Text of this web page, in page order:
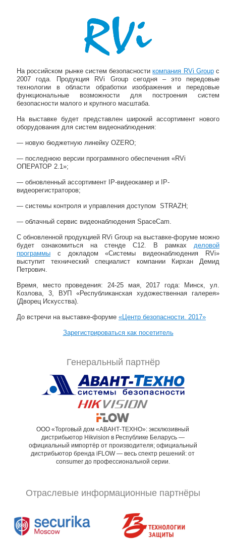
На российском рынке систем безопасностикомпания RVi Groupс
2007 года. Продукция RVi Group сегодня – это передовые
технологии в области обработки изображения и передовые
функциональные возможности для построения систем
безопасности малого и крупного масштаба.
На выставке будет представлен широкий ассортимент нового
оборудования для систем видеонаблюдения:
— новую бюджетную линейку OZERO;
— последнюю версии программного обеспечения «RVi
ОПЕРАТОР 2.1»;
— обновленный ассортимент IP-видеокамер и IP-
видеорегистраторов;
— системы контроля и управления доступом STRAZH;
— облачный сервис видеонаблюдения SpaceCam.
С обновленной продукцией RVi Group на выставке-форуме можно
будет ознакомиться на стенде С12. В рамках деловой
программы с докладом «Системы видеонаблюдения RVi»
выступит технический специалист компании Кирхан Демид
Петрович.
Время, место проведения: 24-25 мая, 2017 года: Минск, ул.
Козлова, 3, ВУП «Республиканская художественная галерея»
(Дворец Искусства).
До встречи на выставке-форуме «Центр безопасности. 2017»
Зарегистрироваться как посетитель
Генеральный партнёр
ООО «Торговый дом «АВАНТ-ТЕХНО»: эксклюзивный
дистрибьютор Hikvision в Республике Беларусь —
официальный импортёр от производителя; официальный
дистрибьютор бренда iFLOW — весь спектр решений: от
consumer до профессиональной серии.
Отраслевые информационные партнёры